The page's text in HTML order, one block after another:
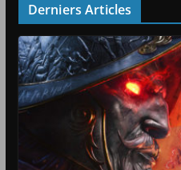
Derniers Articles